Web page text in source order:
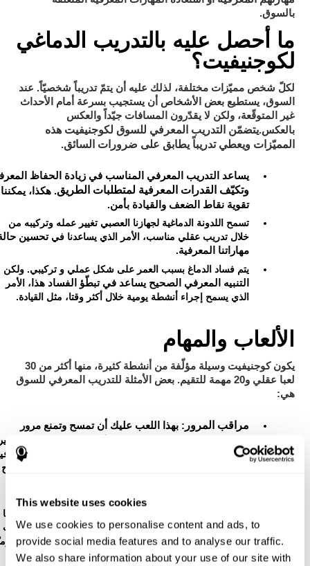
This website uses cookies
We use cookies to personalise content and ads, to
provide social media features and to analyse our traffic.
We also share information about your use of our site with
بالسوق.
ما أحصل عليه بالتدريب الدماغي
لكوجنيفيت؟
لكلّ شخص مميّزات مختلفة، لذلك عليه أن يتمّ تدريباً شخصيّاً. عند
السوق، يستطيع بعض الأشخاص أن يستجيب بسرعة أمام الأحداث
غير المتوقّعة، ولكن لا يقدّرون المسافات جيّداً والعكس
بالعكس.يتضمّن التدريب المعرفي للسوق لكوجنيفيت هذه
المميّزات ويعطي تدريباً يطابق على ضرورات السائق.
يساعد التدريب المعرفي المناسب في زيادة الحفاظ
وتكيّف القدرات المعرفية لمتطلبات الطريق . هكذا، يمكننا
تقوية نقاط الضعف والقيادة بأمن.
تسمح اللدونة الدماغية لجهازنا العصبي تغيير عمله وتركيبه من
خلال تدريب عقلي مناسب، الأمر الذي يساعدنا فيتحسين
مهاراتنا المعرفية.
يتم فساد الدماغ بسبب العمر على شكل عملي و تركيبي. ولكن
التنبيه المعرفي الصحيح يساعد في تبطّؤ الفساد هذا ، الأمر
الذي يسمح إجراء أنشطة يومية خلال أكثر وقتا، مثل القيادة.
الألعاب والمهام
يكون كوجنيفيت وسيلة مؤلّفة من أنشطة كثيرة، منها أكثر من 30
لعبا عقلي و20 مهمة للتقيم. بعض الأمثلة للتدريب المعرفي للسوق
هي:
مراقب المرور : بهذا اللعب عليك أن تمسح وتمنع مرور
السيارات من خلال الملوحات وتتجنّب الصدمة وعرقلة
لذلك، عليك أن تستخدم انتباهك المقسّم والمهارات
الأخرى. تحسّن هذه المهارة مهمّ لحياتنا اليومية، لأنّها تسمح
: بهذا اللعب علينا أن نتجنّب صدمة الكرات بعضها
بعضاً ونحن نضع حجارات على مفرق الطرق. إنّه يطلب مهارات
معرفية مختلفة، مثل التقدير. نستخدم هذه المهارة المعرفية
لمعرفة متى نكبح أمام الملوحة.